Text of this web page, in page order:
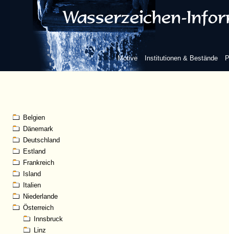
Motive Institutionen & Bestände
Belgien
Dänemark
Deutschland
Estland
Frankreich
Island
Italien
Niederlande
Österreich
Innsbruck
Linz